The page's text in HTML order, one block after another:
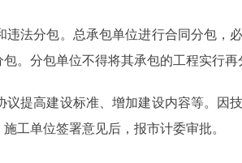
分包。总承包单位进行合同分包，
。分包单位不得将其承包的工程实行再
高建设标准、增加建设内容等。因
工单位签署意见后，报市计委审批。